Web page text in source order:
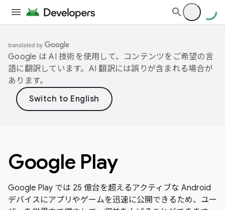
Google は AI 技術を使用して、コンテンツをご希望の言
語に翻訳しています。AI 翻訳には誤りが含まれる場合が
あります。
Google Play
Google Play では 25 億台を超えるアクティブな Android
デバイスにアプリやゲームを迅速に公開できるため、ユー